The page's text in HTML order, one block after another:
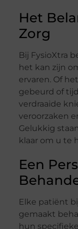
Het
Zorg
Bij FysioXtra
het kan zijn
ervaren. Of
gebeurd of
verdraaide
veroorzaken
Gelukkig
klaar om u te
Een
Elke patiënt
gemaakt
hun